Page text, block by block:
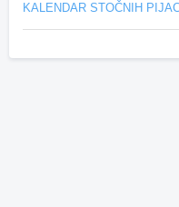
KALENDAR STOČNIH